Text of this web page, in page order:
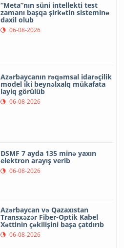
“Meta”nın süni intellekti test
zamanı başqa şirkətin sisteminə
daxil olub
06-08-2026
Azərbaycanın rəqəmsal idarəçilik
model iki beynəlxalq mükafata
layiq görülüb
06-08-2026
DSMF 7 ayda 135 minə yaxın
elektron arayış verib
06-08-2026
Azərbaycan və Qazaxıstan
Transxəzər Fiber-Optik Kabel
Xəttinin çəkilişini başa çatdırıb
06-08-2026